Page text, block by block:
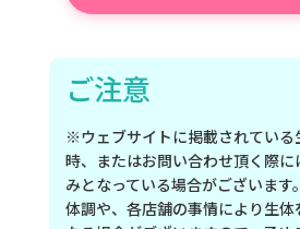
ご注意
※ウェブサイトに掲載されている
時、またはお問い合わせ頂く際
みとなっている場合がございます
体調や、各店舗の事情により生体